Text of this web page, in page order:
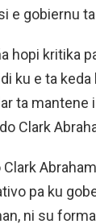
e gobiernu
hopi kritika
ku e ta
ta mantene
Clark
pa ku
ni su